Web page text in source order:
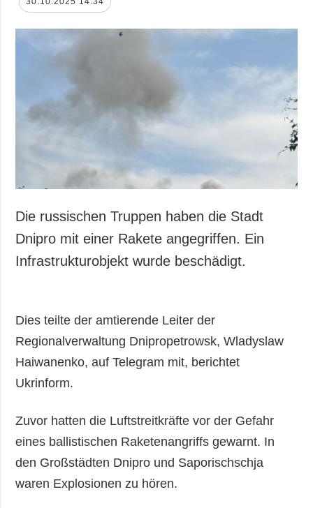
Die russischen Truppen haben die Stadt
Dnipro mit einer Rakete angegriffen. Ein
Infrastrukturobjekt wurde beschädigt.
Dies teilte der amtierende Leiter der
Regionalverwaltung Dnipropetrowsk, Wladyslaw
Haiwanenko, auf Telegram mit, berichtet
Ukrinform.
Zuvor hatten die Luftstreitkräfte vor der Gefahr
eines ballistischen Raketenangriffs gewarnt. In
den Großstädten Dnipro und Saporischschja
waren Explosionen zu hören.